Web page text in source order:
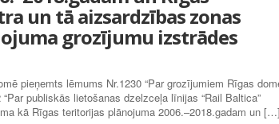
un tā aizsardzības zonas
grozījumu izstrādes
pieņemts lēmums Nr.1230 “Par grozījumiem Rīgas
publiskās lietošanas dzelzceļa līnijas “Rail Baltica”
kā Rīgas teritorijas plānojuma 2006.–2018.gadam un […]